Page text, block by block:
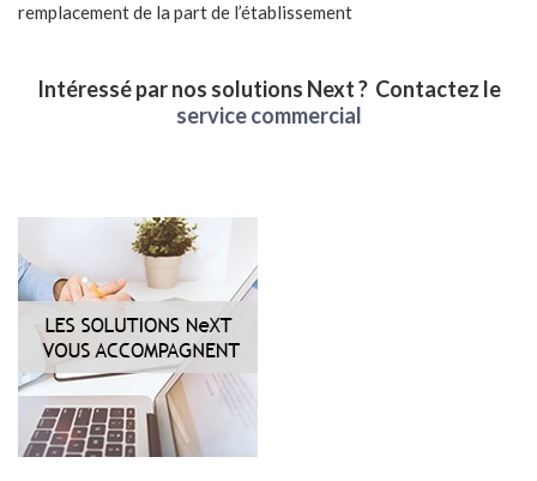
remplacement de la part de l’établissement
Intéressé par nos solutions Next ? Contactez le
service commercial